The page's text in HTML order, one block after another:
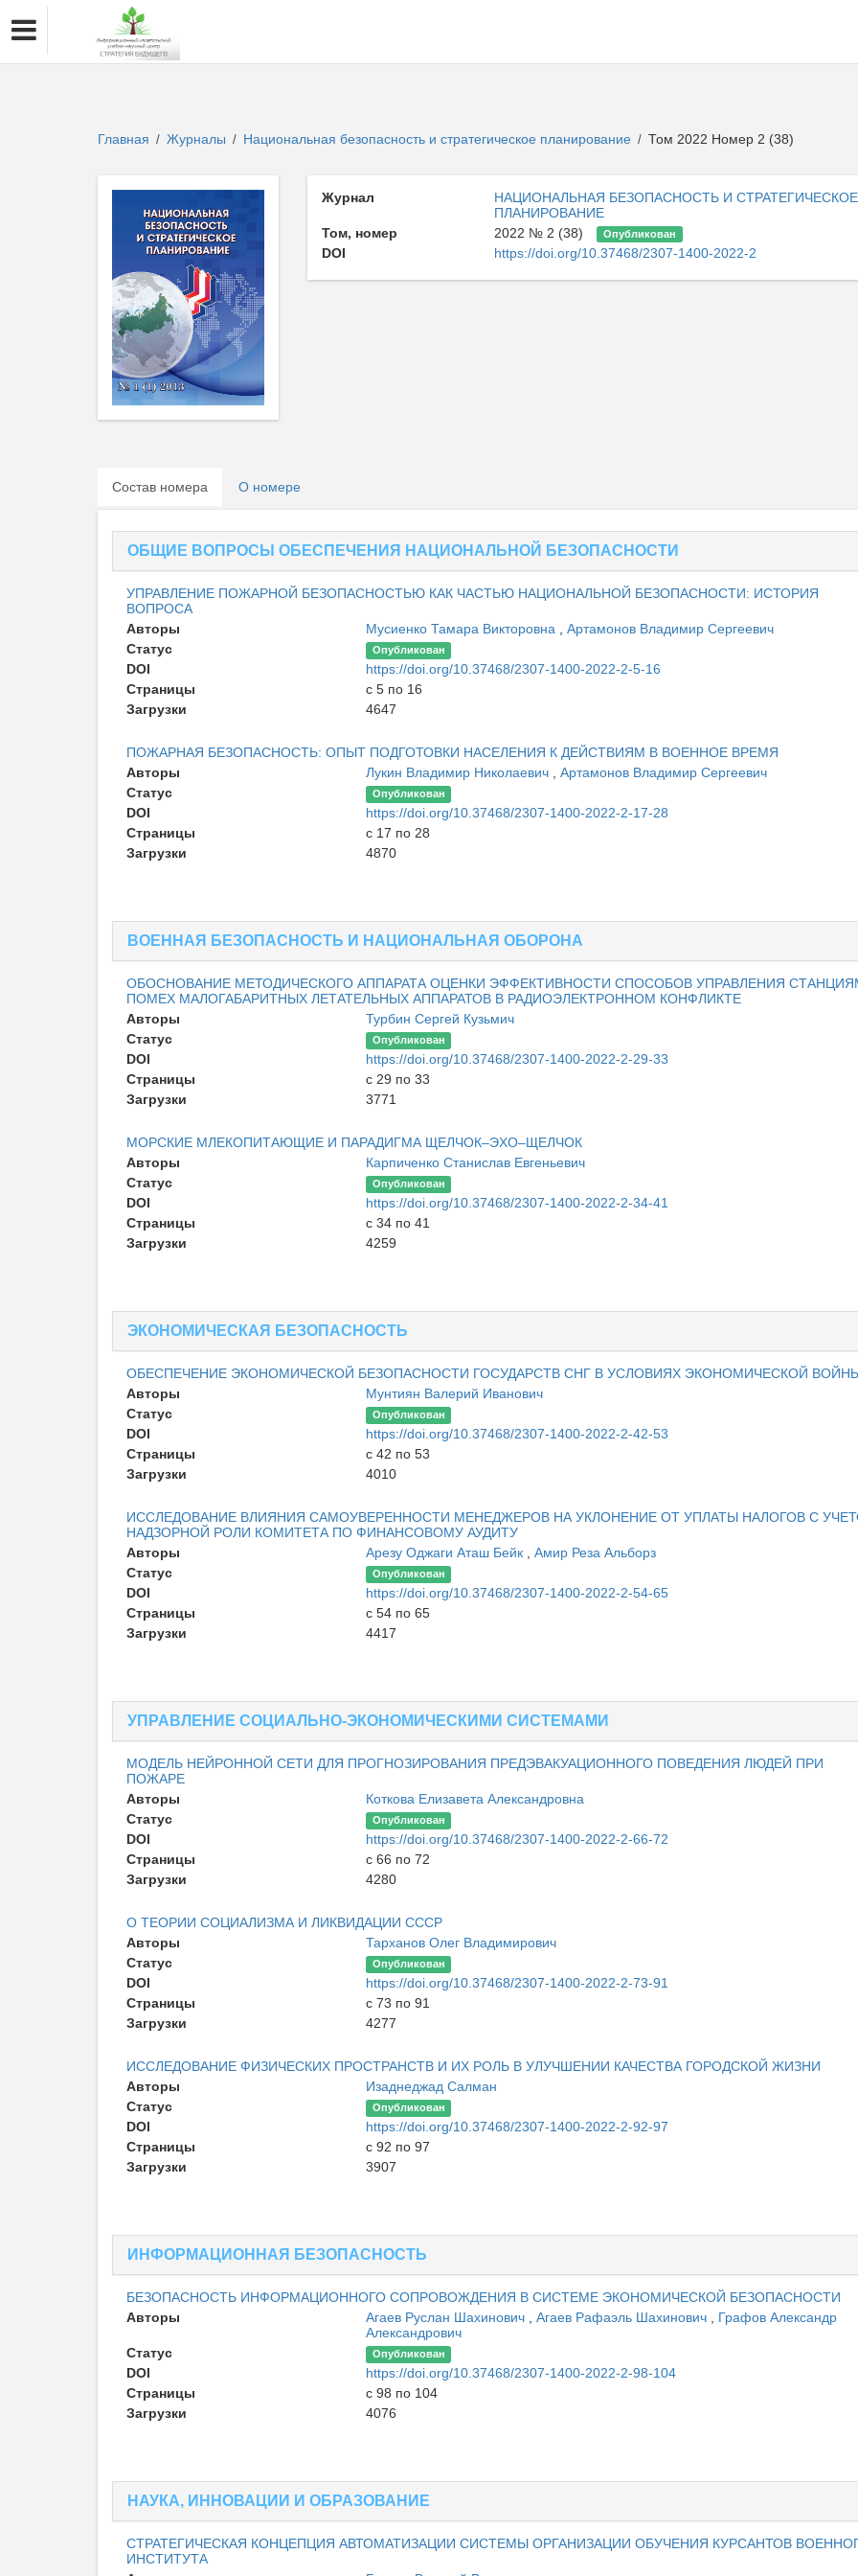
Главная / Журналы / Национальная безопасность и стратегическое планирование / Том 2022 Номер 2 (38)
Журнал
НАЦИОНАЛЬНАЯ БЕЗОПАСНОСТЬ И СТРАТЕГИЧЕСКОЕ
ПЛАНИРОВАНИЕ
Том, номер
2022 № 2 (38) Опубликован
DOI https://doi.org/10.37468/2307-1400-2022-2
Состав номера О номере
ОБЩИЕ ВОПРОСЫ ОБЕСПЕЧЕНИЯ НАЦИОНАЛЬНОЙ БЕЗОПАСНОСТИ
УПРАВЛЕНИЕ ПОЖАРНОЙ БЕЗОПАСНОСТЬЮ КАК ЧАСТЬЮ НАЦИОНАЛЬНОЙ БЕЗОПАСНОСТИ: ИСТОРИЯ
ВОПРОСА
Авторы
Мусиенко Тамара Викторовна , Артамонов Владимир Сергеевич
Статус
Опубликован
DOI
https://doi.org/10.37468/2307-1400-2022-2-5-16
Страницы
с 5 по 16
Загрузки
4647
ПОЖАРНАЯ БЕЗОПАСНОСТЬ: ОПЫТ ПОДГОТОВКИ НАСЕЛЕНИЯ К ДЕЙСТВИЯМ В ВОЕННОЕ ВРЕМЯ
Авторы
Лукин Владимир Николаевич , Артамонов Владимир Сергеевич
Статус
Опубликован
DOI
https://doi.org/10.37468/2307-1400-2022-2-17-28
Страницы
с 17 по 28
Загрузки
4870
ВОЕННАЯ БЕЗОПАСНОСТЬ И НАЦИОНАЛЬНАЯ ОБОРОНА
ОБОСНОВАНИЕ МЕТОДИЧЕСКОГО АППАРАТА ОЦЕНКИ ЭФФЕКТИВНОСТИ СПОСОБОВ УПРАВЛЕНИЯ
ПОМЕХ МАЛОГАБАРИТНЫХ ЛЕТАТЕЛЬНЫХ АППАРАТОВ В РАДИОЭЛЕКТРОННОМ КОНФЛИКТЕ
Авторы
Турбин Сергей Кузьмич
Статус
Опубликован
DOI
https://doi.org/10.37468/2307-1400-2022-2-29-33
Страницы
с 29 по 33
Загрузки
3771
МОРСКИЕ МЛЕКОПИТАЮЩИЕ И ПАРАДИГМА ЩЕЛЧОК–ЭХО–ЩЕЛЧОК
Авторы
Карпиченко Станислав Евгеньевич
Статус
Опубликован
DOI
https://doi.org/10.37468/2307-1400-2022-2-34-41
Страницы
с 34 по 41
Загрузки
4259
ЭКОНОМИЧЕСКАЯ БЕЗОПАСНОСТЬ
ОБЕСПЕЧЕНИЕ ЭКОНОМИЧЕСКОЙ БЕЗОПАСНОСТИ ГОСУДАРСТВ СНГ В УСЛОВИЯХ ЭКОНОМИЧЕСКОЙ
Авторы
Мунтиян Валерий Иванович
Статус
Опубликован
DOI
https://doi.org/10.37468/2307-1400-2022-2-42-53
Страницы
с 42 по 53
Загрузки
4010
ИССЛЕДОВАНИЕ ВЛИЯНИЯ САМОУВЕРЕННОСТИ МЕНЕДЖЕРОВ НА УКЛОНЕНИЕ ОТ УПЛАТЫ НАЛОГОВ С
НАДЗОРНОЙ РОЛИ КОМИТЕТА ПО ФИНАНСОВОМУ АУДИТУ
Авторы
Арезу Оджаги Аташ Бейк , Амир Реза Альборз
Статус
Опубликован
DOI
https://doi.org/10.37468/2307-1400-2022-2-54-65
Страницы
с 54 по 65
Загрузки
4417
УПРАВЛЕНИЕ СОЦИАЛЬНО-ЭКОНОМИЧЕСКИМИ СИСТЕМАМИ
МОДЕЛЬ НЕЙРОННОЙ СЕТИ ДЛЯ ПРОГНОЗИРОВАНИЯ ПРЕДЭВАКУАЦИОННОГО ПОВЕДЕНИЯ ЛЮДЕЙ ПРИ
ПОЖАРЕ
Авторы
Коткова Елизавета Александровна
Статус
Опубликован
DOI
https://doi.org/10.37468/2307-1400-2022-2-66-72
Страницы
с 66 по 72
Загрузки
4280
О ТЕОРИИ СОЦИАЛИЗМА И ЛИКВИДАЦИИ СССР
Авторы
Тарханов Олег Владимирович
Статус
Опубликован
DOI
https://doi.org/10.37468/2307-1400-2022-2-73-91
Страницы
с 73 по 91
Загрузки
4277
ИССЛЕДОВАНИЕ ФИЗИЧЕСКИХ ПРОСТРАНСТВ И ИХ РОЛЬ В УЛУЧШЕНИИ КАЧЕСТВА ГОРОДСКОЙ ЖИЗНИ
Авторы
Изаднеджад Салман
Статус
Опубликован
DOI
https://doi.org/10.37468/2307-1400-2022-2-92-97
Страницы
с 92 по 97
Загрузки
3907
ИНФОРМАЦИОННАЯ БЕЗОПАСНОСТЬ
БЕЗОПАСНОСТЬ ИНФОРМАЦИОННОГО СОПРОВОЖДЕНИЯ В СИСТЕМЕ ЭКОНОМИЧЕСКОЙ БЕЗОПАСНОСТИ
Авторы
Агаев Руслан Шахинович , Агаев Рафаэль Шахинович , Графов Александр
Александрович
Статус
Опубликован
DOI
https://doi.org/10.37468/2307-1400-2022-2-98-104
Страницы
с 98 по 104
Загрузки
4076
НАУКА, ИННОВАЦИИ И ОБРАЗОВАНИЕ
СТРАТЕГИЧЕСКАЯ КОНЦЕПЦИЯ АВТОМАТИЗАЦИИ СИСТЕМЫ ОРГАНИЗАЦИИ ОБУЧЕНИЯ КУРСАНТОВ
ИНСТИТУТА